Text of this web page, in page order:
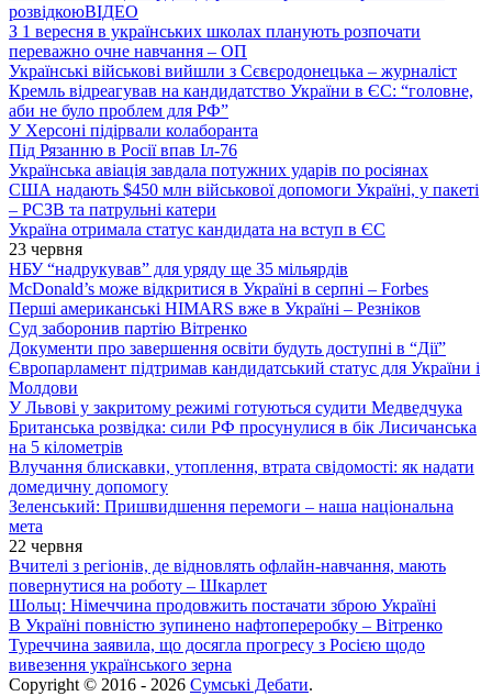
розвідкоюВІДЕО
З 1 вересня в українських школах планують розпочати
переважно очне навчання – ОП
Українські військові вийшли з Сєвєродонецька – журналіст
Кремль відреагував на кандидатство України в ЄС: “головне,
аби не було проблем для РФ”
У Херсоні підірвали колаборанта
Під Рязанню в Росії впав Іл-76
Українська авіація завдала потужних ударів по росіянах
США надають $450 млн військової допомоги Україні, у пакеті
– РСЗВ та патрульні катери
Україна отримала статус кандидата на вступ в ЄС
23 червня
НБУ “надрукував” для уряду ще 35 мільярдів
McDonald’s може відкритися в Україні в серпні – Forbes
Перші американські HIMARS вже в Україні – Резніков
Суд заборонив партію Вітренко
Документи про завершення освіти будуть доступні в “Дії”
Європарламент підтримав кандидатський статус для України і
Молдови
У Львові у закритому режимі готуються судити Медведчука
Британська розвідка: сили РФ просунулися в бік Лисичанська
на 5 кілометрів
Влучання блискавки, утоплення, втрата свідомості: як надати
домедичну допомогу
Зеленський: Пришвидшення перемоги – наша національна
мета
22 червня
Вчителі з регіонів, де відновлять офлайн-навчання, мають
повернутися на роботу – Шкарлет
Шольц: Німеччина продовжить постачати зброю Україні
В Україні повністю зупинено нафтопереробку – Вітренко
Туреччина заявила, що досягла прогресу з Росією щодо
вивезення українського зерна
Copyright © 2016 - 2026 Сумські Дебати.